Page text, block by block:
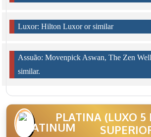
Luxor: Hilton Luxor or similar
Assuão: Movenpick Aswan, The Zen
similar.
PLATINA (LUXO 5